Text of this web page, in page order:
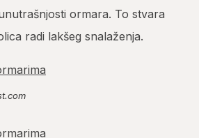
ormara. To stvara
radi lakšeg snalaženja.